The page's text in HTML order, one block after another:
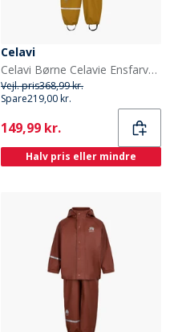
Celavi
Celavi Børne Celavie Ensfarvet PU Basis Regntøjs Sæt Buckthorn Brown
Vejl. pris368,99 kr.
Spare219,00 kr.
Current
149,99 kr.
Halv pris eller mindre